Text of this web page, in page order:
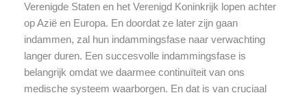
Verenigde Staten en het Verenigd Koninkrijk lopen achter
op Azië en Europa. En doordat ze later zijn gaan
indammen, zal hun indammingsfase naar verwachting
langer duren. Een succesvolle indammingsfase is
belangrijk omdat we daarmee continuïteit van ons
medische systeem waarborgen. En dat is van cruciaal